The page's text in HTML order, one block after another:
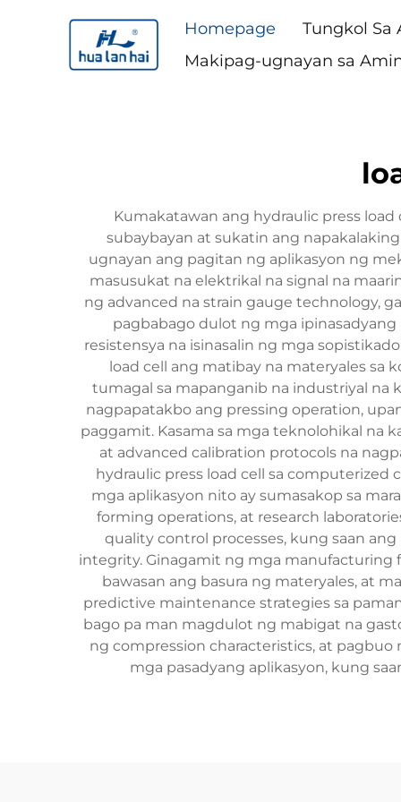
Homepage
Tungkol Sa
Makipag-ugnayan sa
Kumakatawan ang hydraulic press
subaybayan at sukatin ang
ugnayan ang pagitan ng aplikasyon ng
masusukat na elektrikal na signal na
ng advanced na strain gauge technology,
pagbabago dulot ng mga
resistensya na isinasalin ng mga
load cell ang matibay na materyales sa
tumagal sa mapanganib na industriyal na
nagpapatakbo ang pressing operation,
paggamit. Kasama sa mga teknolohikal na
at advanced calibration protocols na
hydraulic press load cell sa
mga aplikasyon nito ay sumasakop sa
forming operations, at research
quality control processes, kung saan
integrity. Ginagamit ng mga manufacturing
bawasan ang basura ng materyales, at
predictive maintenance strategies sa
bago pa man magdulot ng mabigat na
ng compression characteristics, at
mga pasadyang aplikasyon, kung